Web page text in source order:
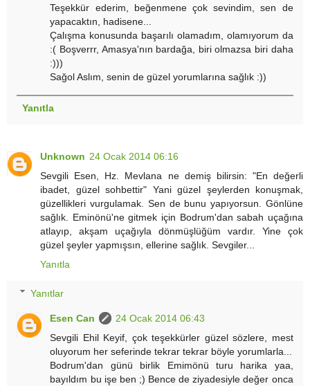
Teşekkür ederim, beğenmene çok sevindim, sen de
yapacaktın, hadisene...
Çalışma konusunda başarılı olamadım, olamıyorum da
:( Boşverrr, Amasya'nın bardağa, biri olmazsa biri daha
:)))
Sağol Aslım, senin de güzel yorumlarına sağlık :))
Yanıtla
Unknown 24 Ocak 2014 06:16
Sevgili Esen, Hz. Mevlana ne demiş bilirsin: "En değerli
ibadet, güzel sohbettir" Yani güzel şeylerden konuşmak,
güzellikleri vurgulamak. Sen de bunu yapıyorsun. Gönlüne
sağlık. Eminönü'ne gitmek için Bodrum'dan sabah uçağına
atlayıp, akşam uçağıyla dönmüşlüğüm vardır. Yine çok
güzel şeyler yapmışsın, ellerine sağlık. Sevgiler...
Yanıtla
Yanıtlar
Esen Can
24 Ocak 2014 06:43
Sevgili Ehil Keyif, çok teşekkürler güzel sözlere, mest
oluyorum her seferinde tekrar tekrar böyle yorumlarla...
Bodrum'dan günü birlik Emimönü turu harika yaa,
bayıldım bu işe ben ;) Bence de ziyadesiyle değer onca